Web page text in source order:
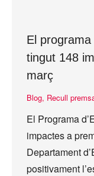
El programa
tingut 148
març
Blog, Recull
El Programa
impactes a
Departament
positivament